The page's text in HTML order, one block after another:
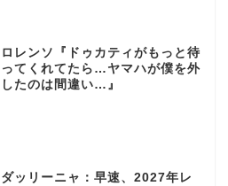
ロレンソ『ドゥカティがもっと待
ってくれてたら…ヤマハが僕を外
したのは間違い…』
ダッリーニャ：早速、2027年レ